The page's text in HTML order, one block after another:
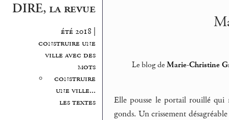
DIRE, la revue
été 2018 |
construire une
ville avec des
mots
construire
une ville...
les textes
Le blog deMarie-Christine
Elle pousse le portail rouillé qui
gonds. Un crissement